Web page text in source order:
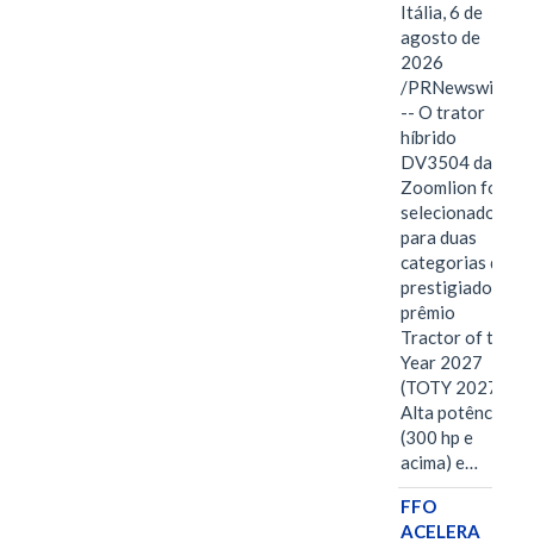
Itália, 6 de
agosto de
2026
/PRNewswire/
-- O trator
híbrido
DV3504 da
Zoomlion foi
selecionado
para duas
categorias do
prestigiado
prêmio
Tractor of the
Year 2027
(TOTY 2027:
Alta potência
(300 hp e
acima) e…
FFO
ACELERA